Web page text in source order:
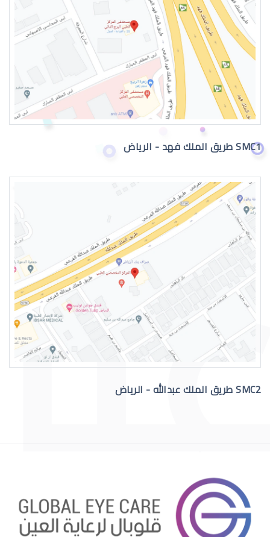
القرنية المخروطية 2019
القرنية المخروطية وراثة
القرنية المخروطية والصداع
قرنية الصناعية
SMC1 طريق الملك فهد - الرياض
SMC2 طريق الملك عبدالله - الرياض